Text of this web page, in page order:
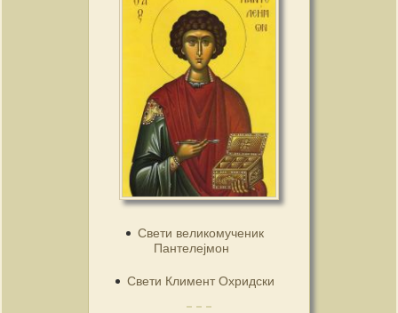
Свети великомученик
Пантелејмон
Свети Климент Охридски